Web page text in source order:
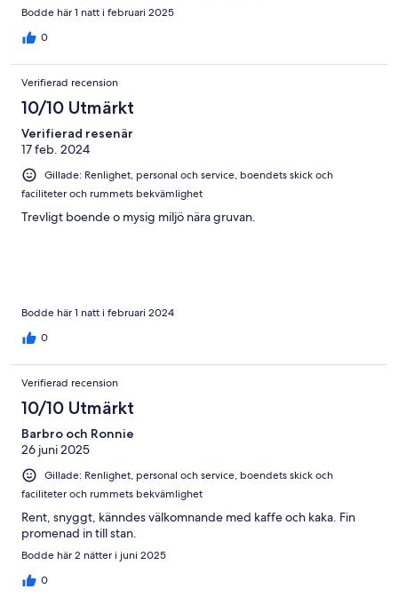
Bodde här 1 natt i februari 2025
0
Verifierad recension
10/10 Utmärkt
Verifierad resenär
17 feb. 2024
Gillade: Renlighet, personal och service, boendets skick och
faciliteter och rummets bekvämlighet
Trevligt boende o mysig miljö nära gruvan.
Bodde här 1 natt i februari 2024
0
Verifierad recension
10/10 Utmärkt
Barbro och Ronnie
26 juni 2025
Gillade: Renlighet, personal och service, boendets skick och
faciliteter och rummets bekvämlighet
Rent, snyggt, känndes välkomnande med kaffe och kaka. Fin
promenad in till stan.
Bodde här 2 nätter i juni 2025
0